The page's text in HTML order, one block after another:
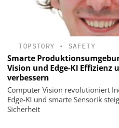
TOPSTORY • SAFETY
Smarte
Vision und Edge-KI Effizienz
verbessern
Computer Vision revolutioniert
Edge-KI und smarte Sensorik
Sicherheit